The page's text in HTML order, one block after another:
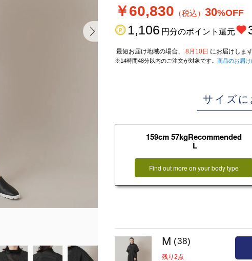
￥60,830 （税込） 30%OFF
1,106 円分のポイント還元
最短お届け地域の場合、 8月10日 にお届けします
※14時間48分以内のご注文が対象です。 商品のお届け
サイズに
159cm 57kgRecommended
L
Find out more on your body type
M (38)
残り2点